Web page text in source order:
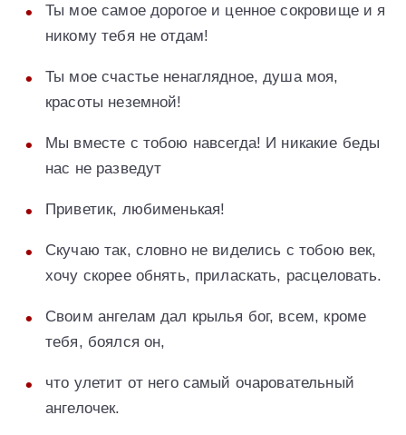
Ты мое самое дорогое и ценное сокровище и я
никому тебя не отдам!
Ты мое счастье ненаглядное, душа моя,
красоты неземной!
Мы вместе с тобою навсегда! И никакие беды
нас не разведут
Приветик, любименькая!
Скучаю так, словно не виделись с тобою век,
хочу скорее обнять, приласкать, расцеловать.
Своим ангелам дал крылья бог, всем, кроме
тебя, боялся он,
что улетит от него самый очаровательный
ангелочек.